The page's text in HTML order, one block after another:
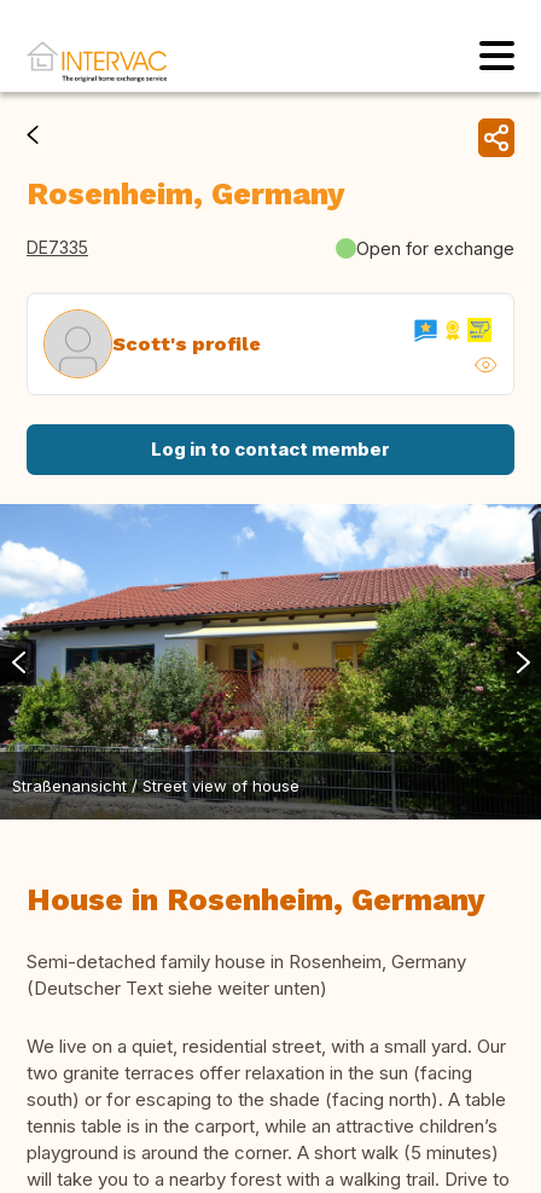
Rosenheim, Germany
DE7335 Open for exchange
Scott's profile
Log in to contact member
Straßenansicht / Street view of house
House in Rosenheim, Germany
Semi-detached family house in Rosenheim, Germany
(Deutscher Text siehe weiter unten)
We live on a quiet, residential street, with a small yard. Our
two granite terraces offer relaxation in the sun (facing
south) or for escaping to the shade (facing north). A table
tennis table is in the carport, while an attractive children’s
playground is around the corner. A short walk (5 minutes)
will take you to a nearby forest with a walking trail. Drive to